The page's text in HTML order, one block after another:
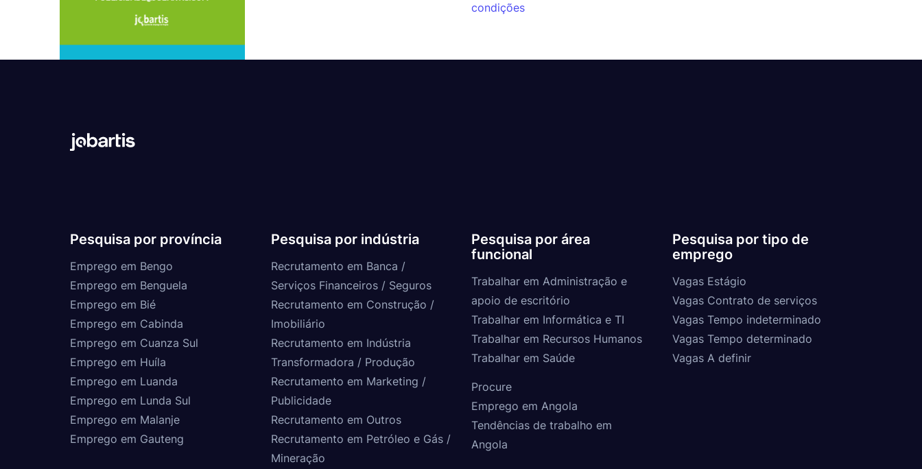
condições
Pesquisa por província
Emprego em Bengo
Emprego em Benguela
Emprego em Bié
Emprego em Cabinda
Emprego em Cuanza Sul
Emprego em Huíla
Emprego em Luanda
Emprego em Lunda Sul
Emprego em Malanje
Emprego em Gauteng
Pesquisa por indústria
Recrutamento em Banca /
Serviços Financeiros / Seguros
Recrutamento em Construção /
Imobiliário
Recrutamento em Indústria
Transformadora / Produção
Recrutamento em Marketing /
Publicidade
Recrutamento em Outros
Recrutamento em Petróleo e Gás /
Mineração
Pesquisa por área
funcional
Trabalhar em Administração e
apoio de escritório
Trabalhar em Informática e TI
Trabalhar em Recursos Humanos
Trabalhar em Saúde
Pesquisa por tipo de
emprego
Vagas Estágio
Vagas Contrato de serviços
Vagas Tempo indeterminado
Vagas Tempo determinado
Vagas A definir
Procure
Emprego em Angola
Tendências de trabalho em
Angola